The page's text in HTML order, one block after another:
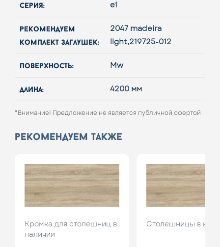
серия: e1
рекомендуем
комплект заглушек:
2047 madeira
light,219725-012
поверхность: Mw
длина: 4200 мм
*Внимание! Предложение не является публичной офертой
рекомендуем также
Кромка для столешниц в
наличии
Столешницы в